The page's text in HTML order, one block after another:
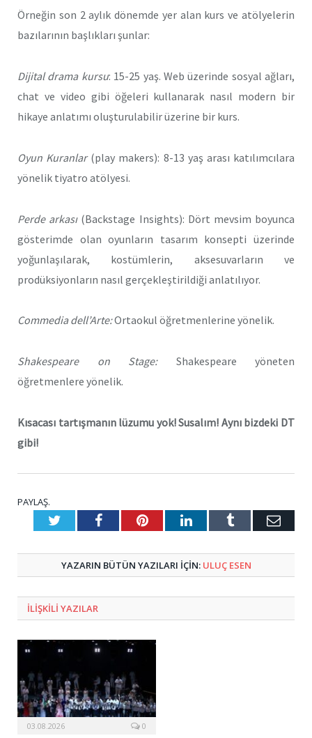
Örneğin son 2 aylık dönemde yer alan kurs ve atölyelerin
bazılarının başlıkları şunlar:
Dijital drama kursu: 15-25 yaş. Web üzerinde sosyal ağları,
chat ve video gibi öğeleri kullanarak nasıl modern bir
hikaye anlatımı oluşturulabilir üzerine bir kurs.
Oyun Kuranlar (play makers): 8-13 yaş arası katılımcılara
yönelik tiyatro atölyesi.
Perde arkası (Backstage Insights): Dört mevsim boyunca
gösterimde olan oyunların tasarım konsepti üzerinde
yoğunlaşılarak, kostümlerin, aksesuvarların ve
prodüksiyonların nasıl gerçekleştirildiği anlatılıyor.
Commedia dell’Arte:Ortaokul öğretmenlerine yönelik.
Shakespeare on Stage:
Shakespeare yöneten
öğretmenlere yönelik.
Kısacası tartışmanın lüzumu yok! Susalım! Aynı bizdeki DT
gibi!
PAYLAŞ.
TwitterFacebookPinterestLinkedInTumblr E-
YAZARIN BÜTÜN YAZILARI IÇIN: ULUÇ ESEN
ILIŞKILI YAZILAR
03.08.2026 0